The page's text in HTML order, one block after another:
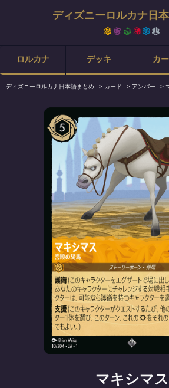
ディズニーロルカナ日
ロルカナ デッキ カ
ディズニーロルカナ日本語まとめ > カード > アンバー >
マキシマス